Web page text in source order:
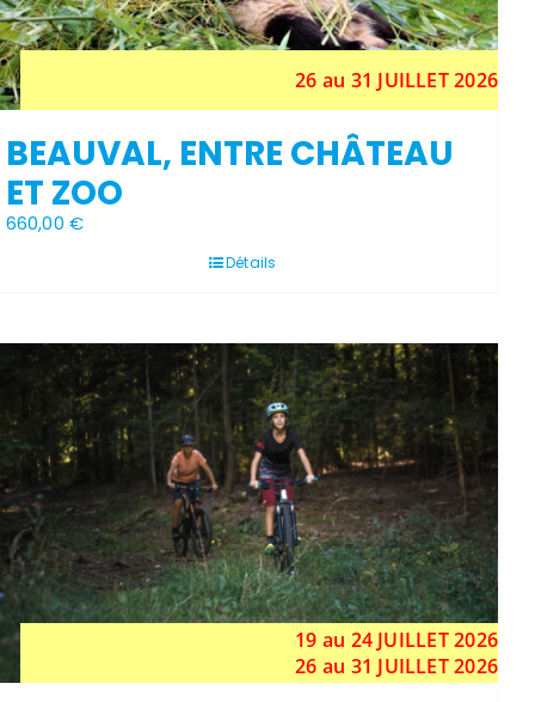
26 au 31 JUILLET 2026
BEAUVAL, ENTRE CHÂTEAU
ET ZOO
660,00€
Détails
19 au 24 JUILLET2026
26 au 31 JUILLET 2026